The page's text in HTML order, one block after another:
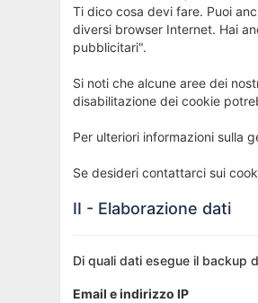
Ti dico cosa devi fare. Puoi
diversi browser Internet. Hai
pubblicitari".
Si noti che alcune aree dei
disabilitazione dei cookie
Per ulteriori informazioni sulla
Se desideri contattarci sui
II - Elaborazione dati
Di quali dati esegue il backup
Email e indirizzo IP